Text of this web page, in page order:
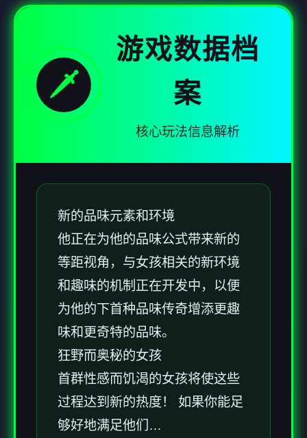
🗡️
游戏数据档
案
核心玩法信息解析
新的品味元素和环境
他正在为他的品味公式带来新的
等距视角，与女孩相关的新环境
和趣味的机制正在开发中，以便
为他的下首种品味传奇增添更趣
味和更奇特的品味。
狂野而奥秘的女孩
首群性感而饥渴的女孩将使这些
过程达到新的热度！ 如果你能足
够好地满足他们…